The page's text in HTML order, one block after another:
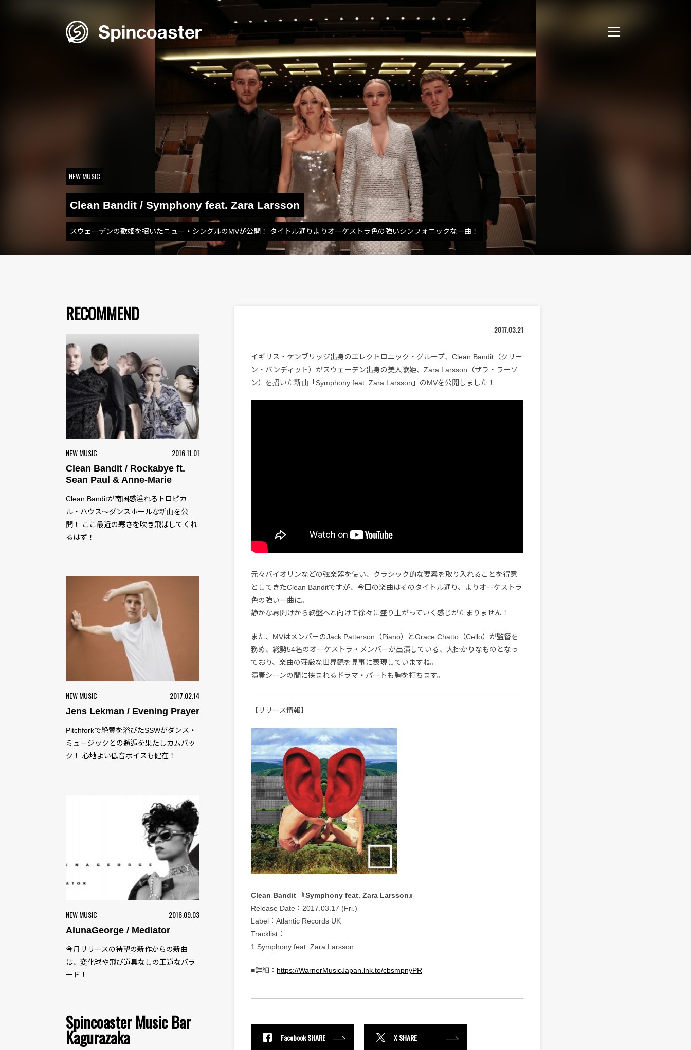
NEW MUSIC
Clean Bandit / Symphony feat. Zara Larsson
スウェーデンの歌姫を招いたニュー・シングルのMVが公開！ タイトル通りよりオーケストラ色の強いシンフォニックな一曲！
RECOMMEND
NEW MUSIC 2016.11.01
Clean Bandit / Rockabye ft.
Sean Paul & Anne-Marie
Clean Banditが南国感溢れるトロピカ
ル・ハウス〜ダンスホールな新曲を公
開！ ここ最近の寒さを吹き飛ばしてくれ
るはず！
NEW MUSIC 2017.02.14
Jens Lekman / Evening Prayer
Pitchforkで絶賛を浴びたSSWがダンス・
ミュージックとの邂逅を果たしカムバッ
ク！ 心地よい低音ボイスも健在！
NEW MUSIC 2016.09.03
AlunaGeorge / Mediator
今月リリースの待望の新作からの新曲
は、変化球や飛び道具なしの王道なバラ
ード！
Spincoaster Music Bar
Kagurazaka
2017.03.21
イギリス・ケンブリッジ出身のエレクトロニック・グループ、Clean Bandit（クリー
ン・バンディット）がスウェーデン出身の美人歌姫、Zara Larsson（ザラ・ラーソ
ン）を招いた新曲「Symphony feat. Zara Larsson」のMVを公開しました！
元々バイオリンなどの弦楽器を使い、クラシック的な要素を取り入れることを得意
としてきたClean Banditですが、今回の楽曲はそのタイトル通り、よりオーケストラ
色の強い一曲に。
静かな幕開けから終盤へと向けて徐々に盛り上がっていく感じがたまりません！
また、MVはメンバーのJack Patterson（Piano）とGrace Chatto（Cello）が監督を
務め、総勢54名のオーケストラ・メンバーが出演している、大掛かりなものとなっ
ており、楽曲の荘厳な世界観を見事に表現していますね。
演奏シーンの間に挟まれるドラマ・パートも胸を打ちます。
【リリース情報】
Clean Bandit 『Symphony feat. Zara Larsson』
Release Date：2017.03.17 (Fri.)
Label：Atlantic Records UK
Tracklist：
1.Symphony feat. Zara Larsson
■詳細： https://WarnerMusicJapan.lnk.to/cbsmpnyPR
Facebook SHARE X SHARE